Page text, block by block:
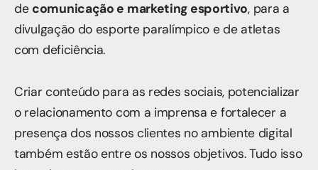
de comunicação e marketing esportivo, para a
divulgação do esporte paralímpico e de atletas
com deficiência.
Criar conteúdo para as redes sociais, potencializar
o relacionamento com a imprensa e fortalecer a
presença dos nossos clientes no ambiente digital
também estão entre os nossos objetivos. Tudo isso